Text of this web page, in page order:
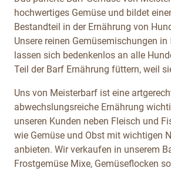
hochwertiges Gemüse und bildet
Bestandteil in der Ernährung von
Unsere reinen Gemüsemischungen
lassen sich bedenkenlos an alle
Teil der Barf Ernährung füttern, weil
Uns von Meisterbarf ist eine
abwechslungsreiche Ernährung
unseren Kunden neben Fleisch und
wie Gemüse und Obst mit wichtigen
anbieten. Wir verkaufen in unserem
Frostgemüse Mixe, Gemüseflocken